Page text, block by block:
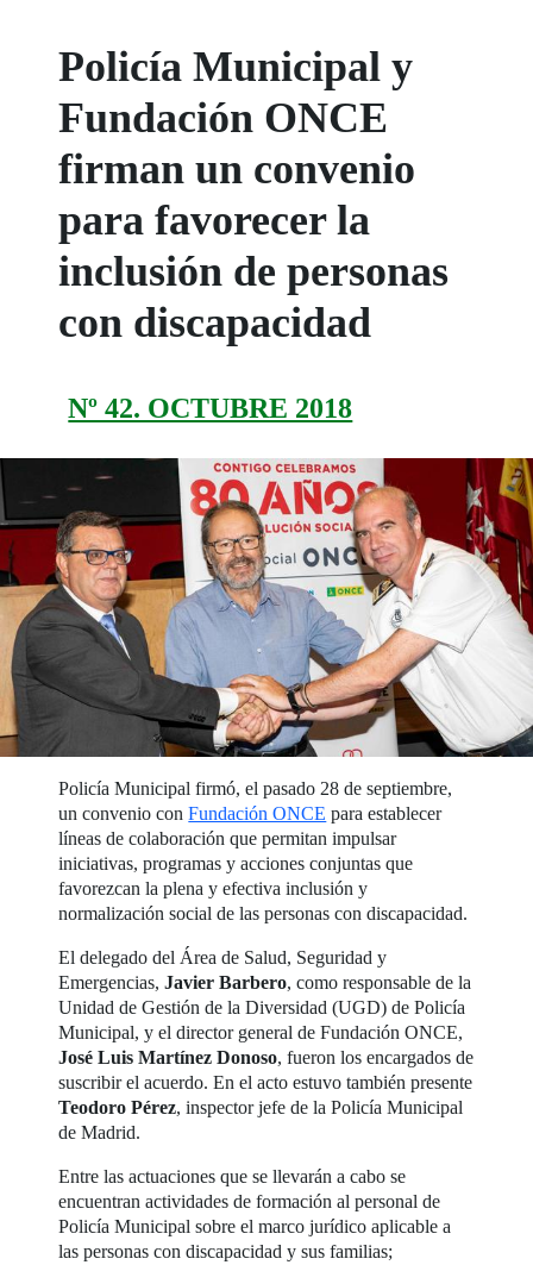
Policía Municipal y
Fundación ONCE
firman un convenio
para favorecer la
inclusión de personas
con discapacidad
Nº 42. OCTUBRE 2018
Policía Municipal firmó, el pasado 28 de septiembre,
un convenio conFundación ONCE para establecer
líneas de colaboración que permitan impulsar
iniciativas, programas y acciones conjuntas que
favorezcan la plena y efectiva inclusión y
normalización social de las personas con discapacidad.
El delegado del Área de Salud, Seguridad y
Emergencias, Javier Barbero, como responsable de la
Unidad de Gestión de la Diversidad (UGD) de Policía
Municipal, y el director general de Fundación ONCE,
José Luis Martínez Donoso, fueron los encargados de
suscribir el acuerdo. En el acto estuvo también presente
Teodoro Pérez, inspector jefe de la Policía Municipal
de Madrid.
Entre las actuaciones que se llevarán a cabo se
encuentran actividades de formación al personal de
Policía Municipal sobre el marco jurídico aplicable a
las personas con discapacidad y sus familias;